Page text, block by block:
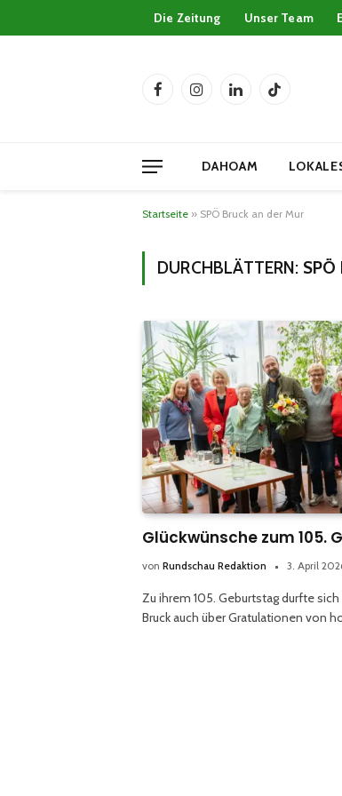
Die Zeitung Unser Team
FacebookInstagramLinkedInTikTok
DAHOAM
Startseite » SPÖ Bruck an der Mur
DURCHBLÄTTERN: SPÖ
Glückwünsche zum 105.
von Rundschau Redaktion 3. April
Zu ihrem 105. Geburtstag durfte sich
Bruck auch über Gratulationen von